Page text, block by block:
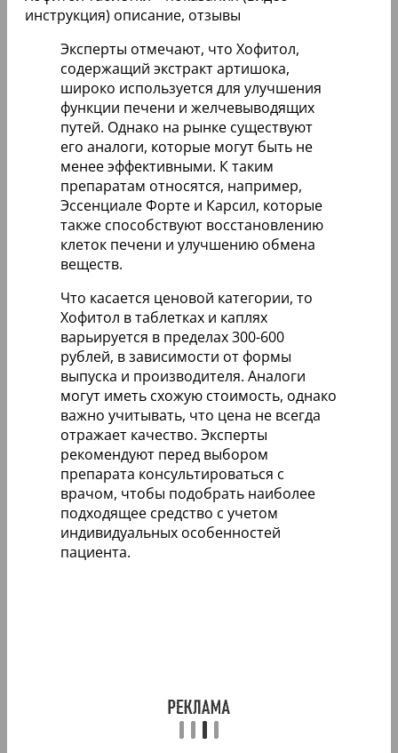
инструкция) описание, отзывы
Эксперты отмечают, что Хофитол,
содержащий экстракт артишока,
широко используется для улучшения
функции печени и желчевыводящих
путей. Однако на рынке существуют
его аналоги, которые могут быть не
менее эффективными. К таким
препаратам относятся, например,
Эссенциале Форте и Карсил, которые
также способствуют восстановлению
клеток печени и улучшению обмена
веществ.
Что касается ценовой категории, то
Хофитол в таблетках и каплях
варьируется в пределах 300-600
рублей, в зависимости от формы
выпуска и производителя. Аналоги
могут иметь схожую стоимость, однако
важно учитывать, что цена не всегда
отражает качество. Эксперты
рекомендуют перед выбором
препарата консультироваться с
врачом, чтобы подобрать наиболее
подходящее средство с учетом
индивидуальных особенностей
пациента.